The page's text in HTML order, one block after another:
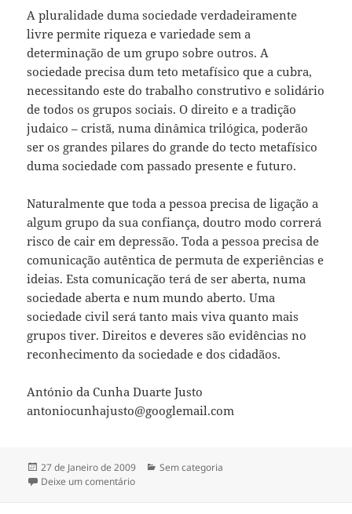
A pluralidade duma sociedade verdadeiramente
livre permite riqueza e variedade sem a
determinação de um grupo sobre outros. A
sociedade precisa dum teto metafísico que a cubra,
necessitando este do trabalho construtivo e solidário
de todos os grupos sociais. O direito e a tradição
judaico – cristã, numa dinâmica trilógica, poderão
ser os grandes pilares do grande do tecto metafísico
duma sociedade com passado presente e futuro.
Naturalmente que toda a pessoa precisa de ligação a
algum grupo da sua confiança, doutro modo correrá
risco de cair em depressão. Toda a pessoa precisa de
comunicação autêntica de permuta de experiências e
ideias. Esta comunicação terá de ser aberta, numa
sociedade aberta e num mundo aberto. Uma
sociedade civil será tanto mais viva quanto mais
grupos tiver. Direitos e deveres são evidências no
reconhecimento da sociedade e dos cidadãos.
António da Cunha Duarte Justo
antoniocunhajusto@googlemail.com
Publicado
a
27 de Janeiro de 2009 Categorias
Sem categoria
Deixe um comentário